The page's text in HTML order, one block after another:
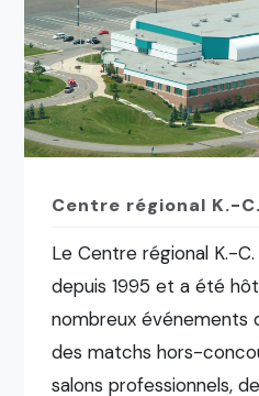
Centre régional K.-
Le Centre régional K.-
depuis 1995 et a été
nombreux événements
des matchs hors-
salons professionnels,